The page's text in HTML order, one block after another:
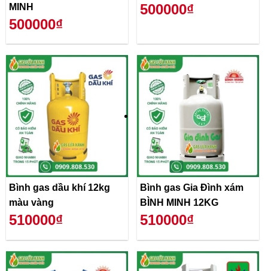
MINH
500000₫
500000₫
Bình gas dầu khí 12kg
màu vàng
510000₫
Bình gas Gia Đình xám
BÌNH MINH 12KG
510000₫